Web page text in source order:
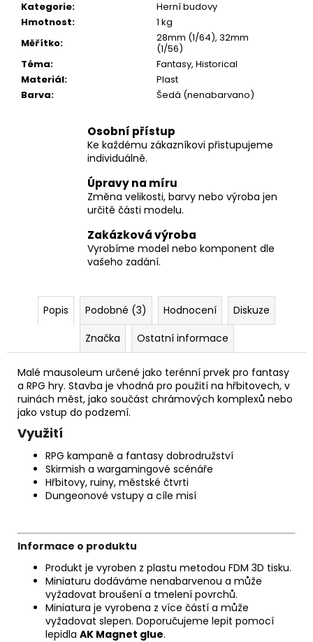
Kategorie:
Herní budovy
Hmotnost:
1 kg
Měřítko:
28mm (1/64), 32mm
(1/56)
Téma:
Fantasy, Historical
Materiál:
Plast
Barva: Šedá (nenabarvano)
Osobní přístup
Ke každému zákazníkovi přistupujeme
individuálně.
Úpravy na míru
Změna velikosti, barvy nebo výroba jen
určitě části modelu.
Zakázková výroba
Vyrobíme model nebo komponent dle
vašeho zadání.
Popis Podobné (3) Hodnocení
Diskuze
Značka
Ostatní informace
Malé mausoleum určené jako terénní prvek pro fantasy
a RPG hry. Stavba je vhodná pro použití na hřbitovech, v
ruinách měst, jako součást chrámových komplexů nebo
jako vstup do podzemí.
Využití
RPG kampaně a fantasy dobrodružství
Skirmish a wargamingové scénáře
Hřbitovy, ruiny, městské čtvrti
Dungeonové vstupy a cíle misí
Informace o produktu
Produkt je vyroben z plastu metodou FDM 3D tisku.
Miniaturu dodáváme nenabarvenou a může
vyžadovat broušení a tmelení povrchů.
Miniatura je vyrobena z více částí a může
vyžadovat slepen. Doporučujeme lepit pomocí
lepidla AK Magnet glue.
m
e